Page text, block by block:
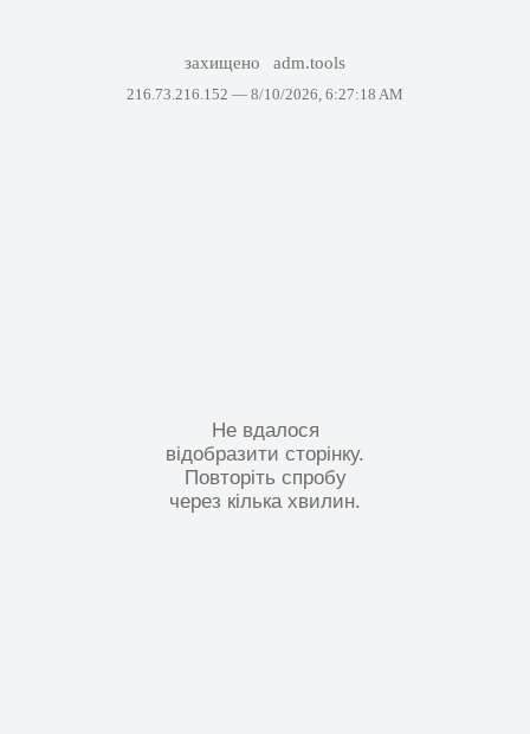
захищено adm.tools
216.73.216.152 — 8/10/2026, 6:27:18 AM
Не вдалося
відобразити сторінку.
Повторіть спробу
через кілька хвилин.